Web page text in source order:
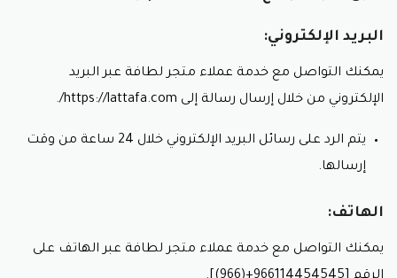
البريد الإلكتروني:
يمكنك التواصل مع خدمة عملاء متجر لطافة عبر البريد
الإلكتروني من خلال إرسال رسالة إلى https://lattafa.com/.
يتم الرد على رسائل البريد الإلكتروني خلال 24 ساعة من وقت
إرسالها.
الهاتف:
يمكنك التواصل مع خدمة عملاء متجر لطافة عبر الهاتف على